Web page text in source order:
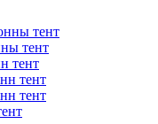
тент
тент
тент
тент
тент